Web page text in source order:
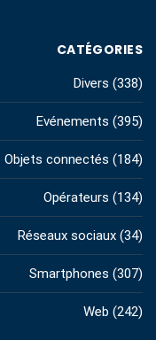
CATÉGORIES
Divers (338)
Evénements (395)
Objets connectés (184)
Opérateurs (134)
Réseaux sociaux (34)
Smartphones (307)
Web (242)